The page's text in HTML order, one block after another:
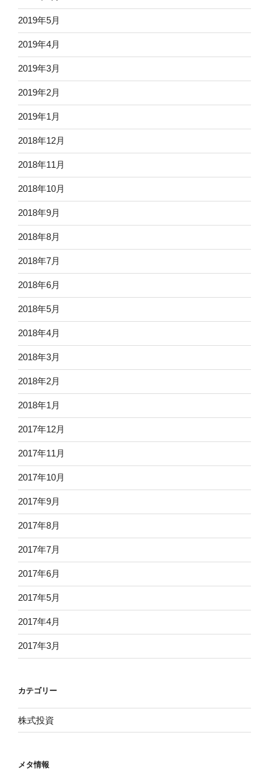
2019年5月
2019年4月
2019年3月
2019年2月
2019年1月
2018年12月
2018年11月
2018年10月
2018年9月
2018年8月
2018年7月
2018年6月
2018年5月
2018年4月
2018年3月
2018年2月
2018年1月
2017年12月
2017年11月
2017年10月
2017年9月
2017年8月
2017年7月
2017年6月
2017年5月
2017年4月
2017年3月
カテゴリー
株式投資
メタ情報